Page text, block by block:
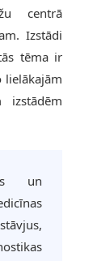
centrā
Izstādi
tēma ir
lielākajām
izstādēm
un